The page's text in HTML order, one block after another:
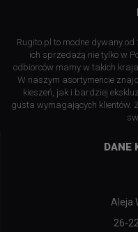
Rugito.pl to modne dywany
ich sprzedażą nie tylko w
odbiorców mamy w takich
W naszym asortymencie
kieszeń, jak i bardziej
gusta wymagających klientów.
DANE
Aleja
26-